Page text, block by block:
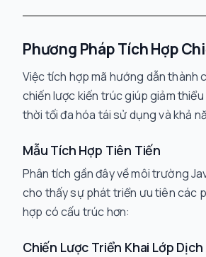
Phương Pháp Tích Hợp
Việc tích hợp mã hướng dẫn thành
chiến lược kiến trúc giúp giảm
thời tối đa hóa tái sử dụng và khả
Mẫu Tích Hợp Tiên Tiến
Phân tích gần đây về môi trường
cho thấy sự phát triển ưu tiên các
hợp có cấu trúc hơn:
Chiến Lược Triển Khai Lớp Dịch